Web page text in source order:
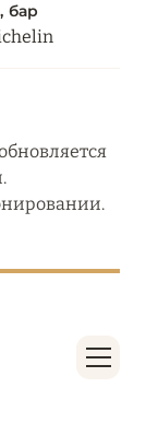
бар